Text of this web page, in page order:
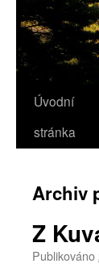
Úvodní
stránka
Archiv
Z
Publikováno